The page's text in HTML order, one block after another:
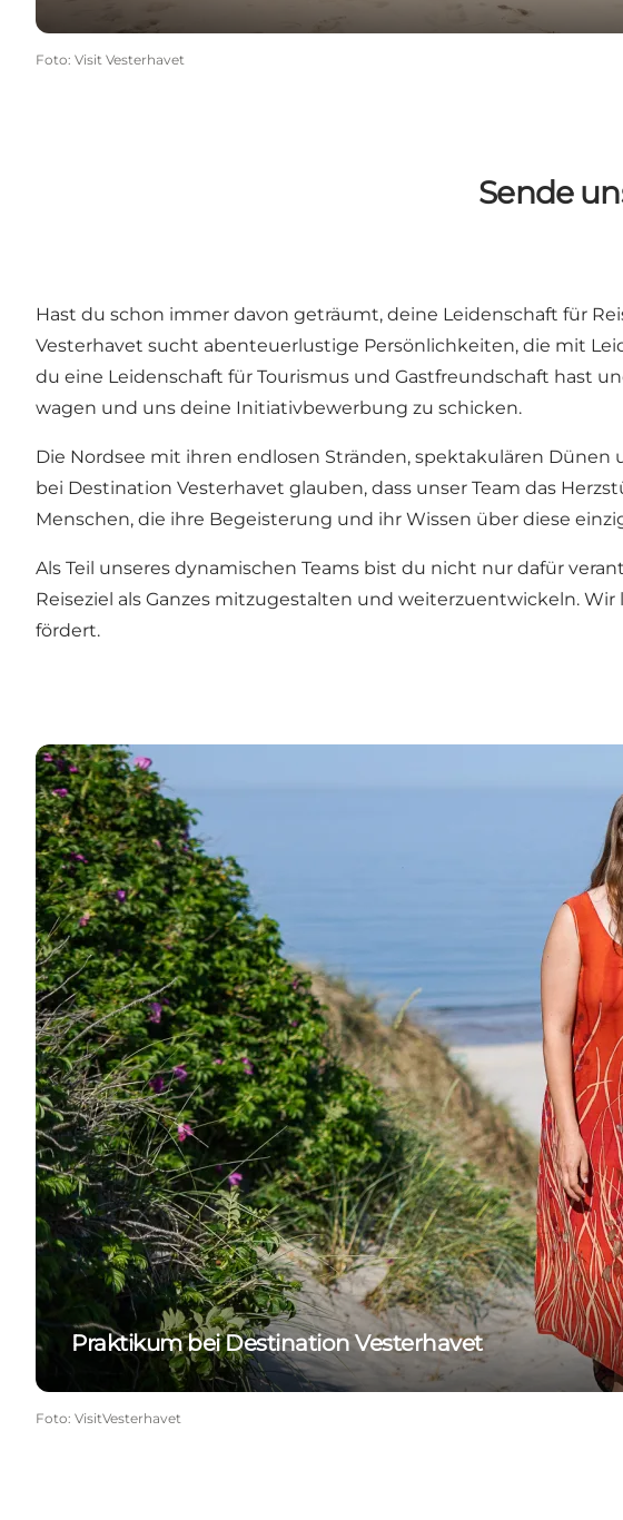
Foto: Visit Vesterhavet
Sende
Hast du schon immer davon geträumt, deine Leidenschaft für
Vesterhavet sucht abenteuerlustige Persönlichkeiten, die mit
du eine Leidenschaft für Tourismus und Gastfreundschaft hast
wagen und uns deine Initiativbewerbung zu schicken.
Die Nordsee mit ihren endlosen Stränden, spektakulären
bei Destination Vesterhavet glauben, dass unser Team das
Menschen, die ihre Begeisterung und ihr Wissen über diese
Als Teil unseres dynamischen Teams bist du nicht nur dafür
Reiseziel als Ganzes mitzugestalten und weiterzuentwickeln.
fördert.
Praktikum bei Destination Vesterhavet
Praktikum bei Destination Vesterhavet
Foto: VisitVesterhavet